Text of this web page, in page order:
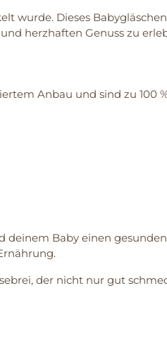
wurde. Dieses
herzhaften Genuss zu
Anbau und sind zu 100
Baby einen
der nicht nur gut